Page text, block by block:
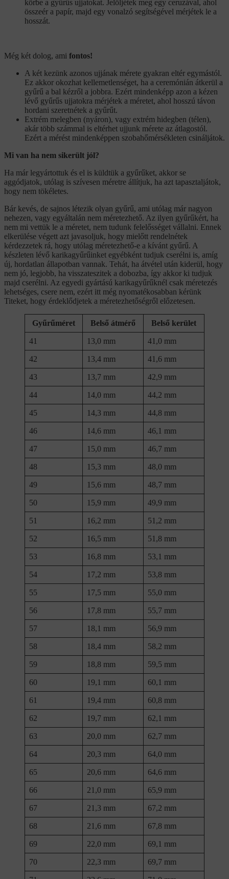
körbe a gyűrűs ujjatokat. Jelöljétek meg egy ceruzával, ahol
összeér a papír, majd egy vonalzó segítségével mérjétek le a
hosszát.
Még két dolog, ami fontos!
A két kezünk azonos ujjának mérete gyakran eltér egymástól.
Ez akkor okozhat kellemetlenséget, ha a ceremónián átkerül a
gyűrű a bal kézről a jobbra. Ezért mindenképp azon a kézen
lévő gyűrűs ujjatokra mérjétek a méretet, ahol hosszú távon
hordani szeretnétek a gyűrűt.
Extrém melegben (nyáron), vagy extrém hidegben (télen),
akár több számmal is eltérhet ujjunk mérete az átlagostól.
Ezért a mérést mindenképpen szobahőmérsékleten csináljátok.
Mi van ha nem sikerült jól?
Ha már legyártottuk és el is küldtük a gyűrűket, akkor se
aggódjatok, utólag is szívesen méretre állítjuk, ha azt tapasztaljátok,
hogy nem tökéletes.
Bár kevés, de sajnos létezik olyan gyűrű, ami utólag már nagyon
nehezen, vagy egyáltalán nem méretezhető. Az ilyen gyűrűkért, ha
nem mi vettük le a méretet, nem tudunk felelősséget vállalni. Ennek
elkerülése végett azt javasoljuk, hogy mielőtt rendelnétek
kérdezzetek rá, hogy utólag méretezhető-e a kívánt gyűrű. A
készleten lévő karikagyűrűinket egyébként tudjuk cserélni is, amíg
új, hordatlan állapotban vannak. Tehát, ha átvétel után kiderül, hogy
nem jó, legjobb, ha visszateszitek a dobozba, így akkor ki tudjuk
majd cserélni. Az egyedi gyártású karikagyűrűknél csak méretezés
lehetséges, csere nem, ezért itt még nyomatékosabban kérünk
Titeket, hogy érdeklődjetek a méretezhetőségről előzetesen.
Gyűrűméret Belső átmérő Belső kerület
41 13,0 mm 41,0 mm
42 13,4 mm 41,6 mm
43 13,7 mm 42,9 mm
44 14,0 mm 44,2 mm
45 14,3 mm 44,8 mm
46 14,6 mm 46,1 mm
47 15,0 mm 46,7 mm
48 15,3 mm 48,0 mm
49 15,6 mm 48,7 mm
50 15,9 mm 49,9 mm
51 16,2 mm 51,2 mm
52 16,5 mm 51,8 mm
53 16,8 mm 53,1 mm
54 17,2 mm 53,8 mm
55 17,5 mm 55,0 mm
56 17,8 mm 55,7 mm
57 18,1 mm 56,9 mm
58 18,4 mm 58,2 mm
59 18,8 mm 59,5 mm
60 19,1 mm 60,1 mm
61 19,4 mm 60,8 mm
62 19,7 mm 62,1 mm
63 20,0 mm 62,7 mm
64 20,3 mm 64,0 mm
65 20,6 mm 64,6 mm
66 21,0 mm 65,9 mm
67 21,3 mm 67,2 mm
68 21,6 mm 67,8 mm
69 22,0 mm 69,1 mm
70 22,3 mm 69,7 mm